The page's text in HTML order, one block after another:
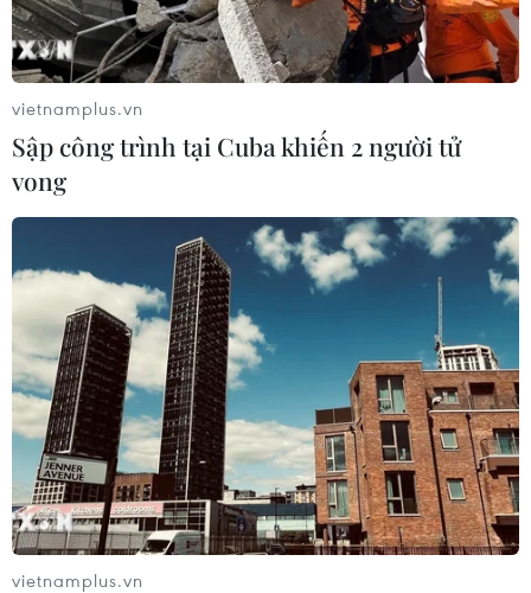
Theo Giám đốc Trung tâm Tư liệu Campuchia sự giúp
đỡ của Quân đội Việt Nam tất yếu phải diễn ra trong
thời điểm đặc biệt của lịch sử và địa chính trị vì Pol Pot
tàn sát đẫm máu người dân Campuchia.
vietnamplus.vn
Sập công trình tại Cuba khiến 2 người tử
vong
vietnamplus.vn